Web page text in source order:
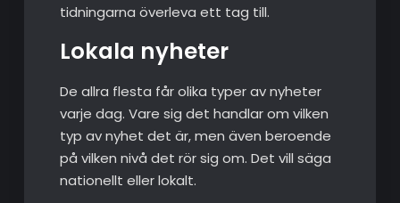
tidningarna överleva ett tag till.
Lokala nyheter
De allra flesta får olika typer av nyheter
varje dag. Vare sig det handlar om vilken
typ av nyhet det är, men även beroende
på vilken nivå det rör sig om. Det vill säga
nationellt eller lokalt.